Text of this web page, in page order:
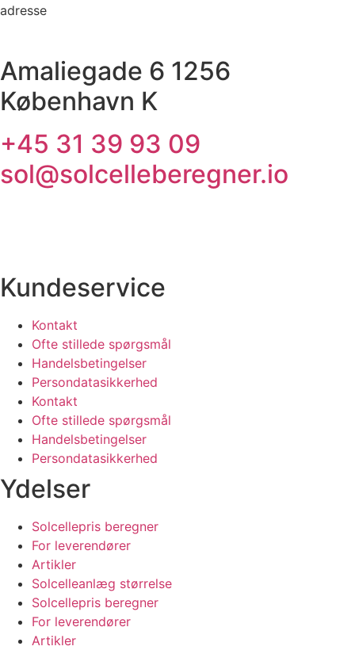
adresse
Amaliegade 6 1256
København K
+45 31 39 93 09
sol@solcelleberegner.io
Kundeservice
Kontakt
Ofte stillede spørgsmål
Handelsbetingelser
Persondatasikkerhed
Kontakt
Ofte stillede spørgsmål
Handelsbetingelser
Persondatasikkerhed
Ydelser
Solcellepris beregner
For leverendører
Artikler
Solcelleanlæg størrelse
Solcellepris beregner
For leverendører
Artikler